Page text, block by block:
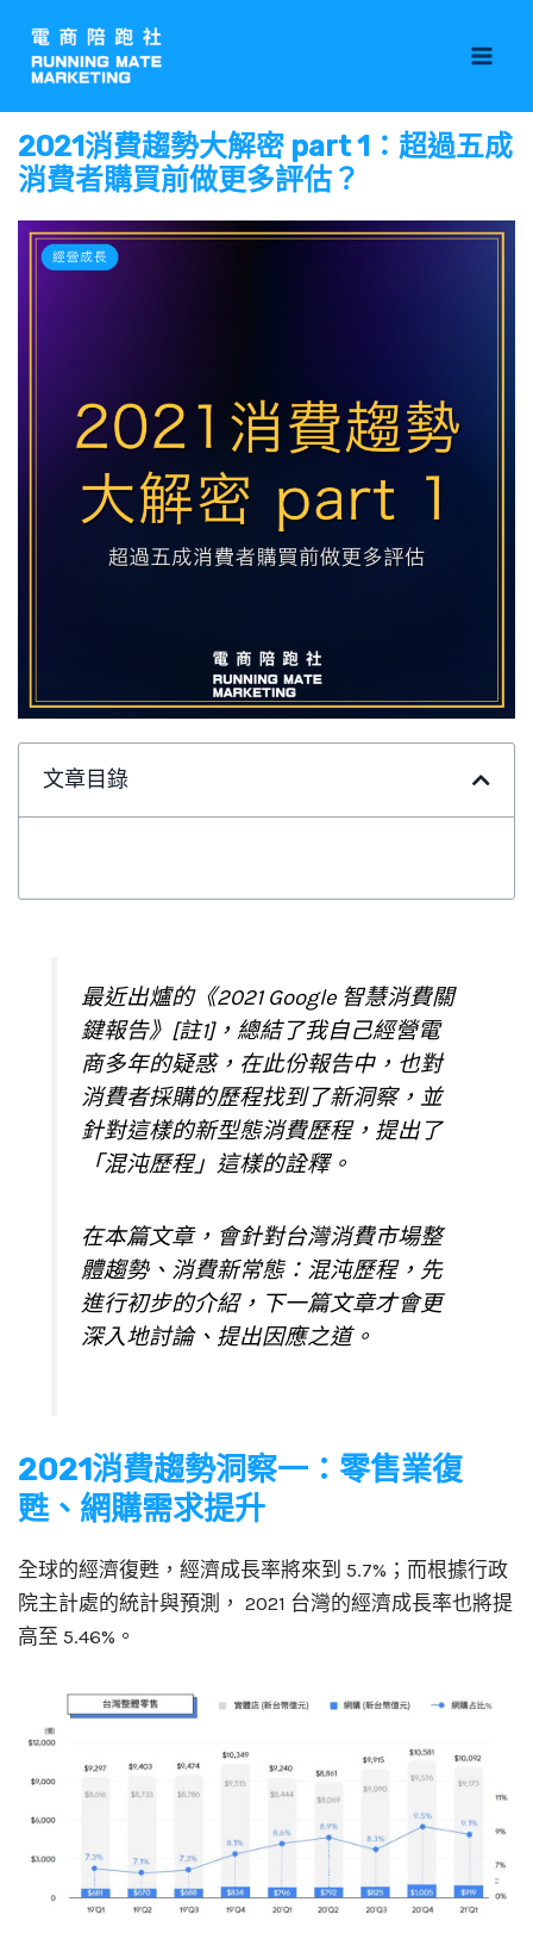
要
2021消費趨勢大解密 part 1：超過五成
消費者購買前做更多評估？
文章目錄
最近出爐的《2021 Google 智慧消費關
鍵報告》[註1]，總結了我自己經營電
商多年的疑惑，在此份報告中，也對
消費者採購的歷程找到了新洞察，並
針對這樣的新型態消費歷程，提出了
「混沌歷程」這樣的詮釋。
在本篇文章，會針對台灣消費市場整
體趨勢、消費新常態：混沌歷程，先
進行初步的介紹，下一篇文章才會更
深入地討論、提出因應之道。
2021消費趨勢洞察一：零售業復
甦、網購需求提升
全球的經濟復甦，經濟成長率將來到 5.7%；而根據行政
院主計處的統計與預測， 2021 台灣的經濟成長率也將提
高至 5.46%。